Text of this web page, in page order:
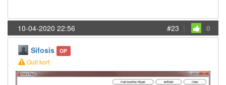
10-04-2020 22:56 #23 | 0
Sifosis OP
Gult kort